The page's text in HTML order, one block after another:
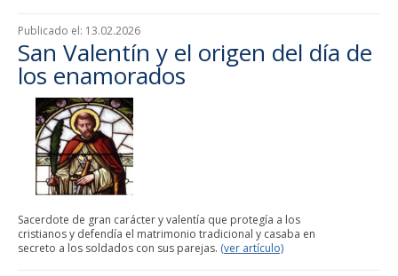
Publicado el: 13.02.2026
San Valentín y el origen del día de
los enamorados
Sacerdote de gran carácter y valentía que protegía a los
cristianos y defendía el matrimonio tradicional y casaba en
secreto a los soldados con sus parejas. (ver artículo)